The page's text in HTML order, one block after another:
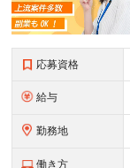
応募資格
給与
勤務地
働き方